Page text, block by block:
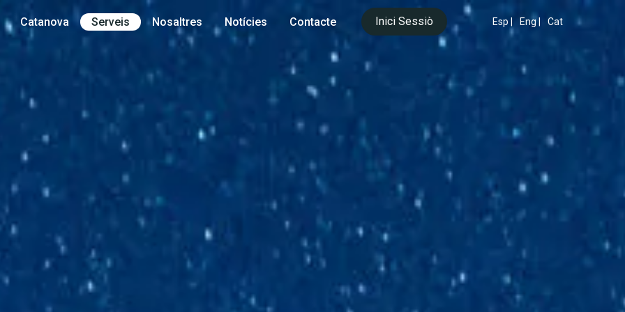
Catanova Serveis Nosaltres Notícies Contacte Inici Sessiò Esp | Eng | Cat